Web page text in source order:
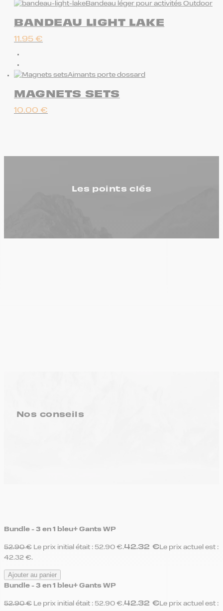
Bandeau léger pour activités Outdoor
BANDEAU LIGHT LAKE
11.95 €
Aimants porte dossard
MAGNETS SETS
10.00 €
Les points clés
Nos conseils
Bundle - 3 en 1 bleu+ Gants WP
52.90€ Le prix initial était : 52.90 €.42.32 €Le prix actuel est :
42.32 €.
Ajouter au panier
Bundle - 3 en 1 bleu+ Gants WP
52.90€ Le prix initial était : 52.90 €.42.32 €Le prix actuel est :